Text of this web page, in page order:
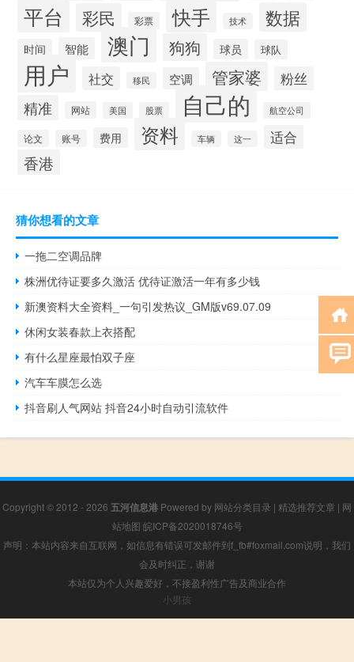
平台 彩民 彩票 快手 技术 数据
时间 智能 澳门 狗狗 球员 球队
用户 社交 移民 空调 管家婆 粉丝
精准 网站 美国 股票 自己的 航空公司
论文 账号 费用 资料 车辆 这一 适合
香港
猜你想看的文章
一拖二空调品牌
株洲优待证要多久激活 优待证激活一年有多少钱
新澳资料大全资料_一句引发热议_GM版v69.07.09
休闲女装春款上衣搭配
有什么星座最怕双子座
汽车车膜怎么选
抖音刷人气网站 抖音24小时自动引流软件
Copyright © 2012 - 2026 五河信息港 Powered by 网站分类目录 | 精选推荐文章 | 网
站地图 皖ICP备2020018746号
声明：本站内容来自互联网，如信息有错误可发邮件到f_fb#foxmail.com说明，我们
会及时纠正，谢谢
本站仅为个人兴趣爱好，不接盈利性广告及商业合作
小男孩